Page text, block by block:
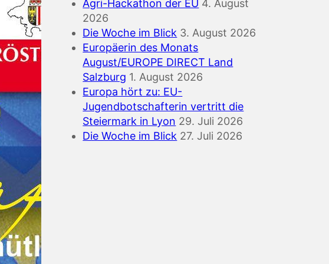
Agri-Hackathon der EU 4. August
2026
Die Woche im Blick 3. August 2026
Europäerin des Monats
August/EUROPE DIRECT Land
Salzburg 1. August 2026
Europa hört zu: EU-
Jugendbotschafterin vertritt die
Steiermark in Lyon 29. Juli 2026
Die Woche im Blick 27. Juli 2026